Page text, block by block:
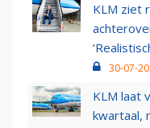
KLM ziet
30-07-
KLM laat
kwartaal,